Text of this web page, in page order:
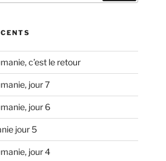
c’est le retour
jour 7
jour 6
jour 5
jour 4